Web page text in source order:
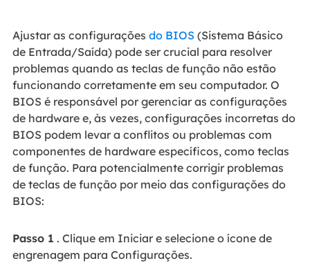
Ajustar as configurações do BIOS (Sistema Básico
de Entrada/Saída) pode ser crucial para resolver
problemas quando as teclas de função não estão
funcionando corretamente em seu computador. O
BIOS é responsável por gerenciar as configurações
de hardware e, às vezes, configurações incorretas do
BIOS podem levar a conflitos ou problemas com
componentes de hardware específicos, como teclas
de função. Para potencialmente corrigir problemas
de teclas de função por meio das configurações do
BIOS:
Passo 1 . Clique em Iniciar e selecione o ícone de
engrenagem para Configurações.